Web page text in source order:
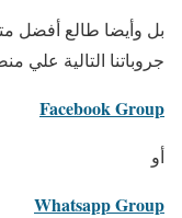
بل وأيضا طالع أفضل
جروباتنا التالية علي
Facebook Group
أو
Whatsapp Group